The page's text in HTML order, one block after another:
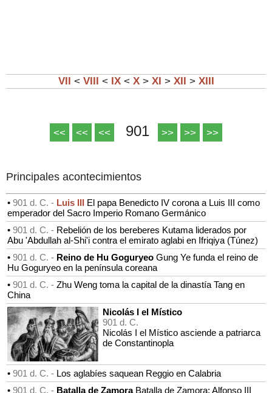
VII < VIII < IX < X > XI > XII > XIII
<< << << 901 >> >> >>
Principales acontecimientos
• 901 d. C. - Luis III El papa Benedicto IV corona a Luis III como
emperador del Sacro Imperio Romano Germánico
• 901 d. C. - Rebelión de los bereberes Kutama liderados por
Abu 'Abdullah al-Shi'i contra el emirato aglabi en Ifriqiya (Túnez)
• 901 d. C. - Reino de Hu Goguryeo Gung Ye funda el reino de
Hu Goguryeo en la península coreana
• 901 d. C. - Zhu Weng toma la capital de la dinastía Tang en
China
Nicolás I el Místico
901 d. C.
Nicolás I el Místico asciende a patriarca
de Constantinopla
• 901 d. C. - Los aglabíes saquean Reggio en Calabria
• 901 d. C. - Batalla de ZamoraBatalla de Zamora: Alfonso III